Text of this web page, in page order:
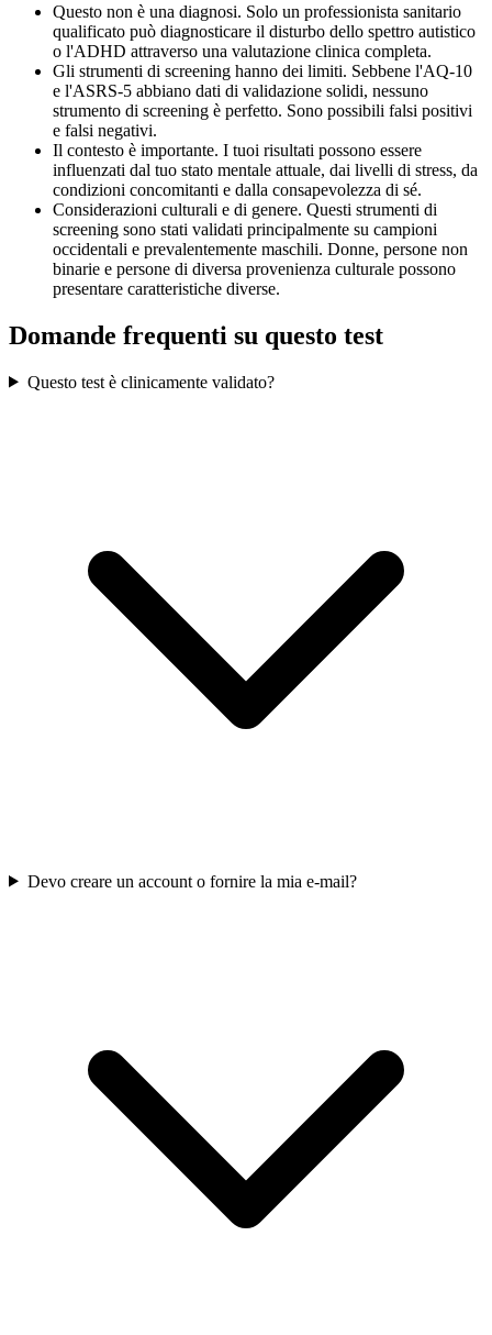
Questo non è una diagnosi. Solo un professionista sanitario
qualificato può diagnosticare il disturbo dello spettro autistico
o l'ADHD attraverso una valutazione clinica completa.
Gli strumenti di screening hanno dei limiti. Sebbene l'AQ-10
e l'ASRS-5 abbiano dati di validazione solidi, nessuno
strumento di screening è perfetto. Sono possibili falsi positivi
e falsi negativi.
Il contesto è importante. I tuoi risultati possono essere
influenzati dal tuo stato mentale attuale, dai livelli di stress, da
condizioni concomitanti e dalla consapevolezza di sé.
Considerazioni culturali e di genere. Questi strumenti di
screening sono stati validati principalmente su campioni
occidentali e prevalentemente maschili. Donne, persone non
binarie e persone di diversa provenienza culturale possono
presentare caratteristiche diverse.
Domande frequenti su questo test
Questo test è clinicamente validato?
Devo creare un account o fornire la mia e-mail?